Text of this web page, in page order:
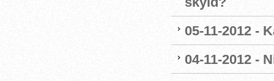
05-11-2012 -
04-11-2012 -